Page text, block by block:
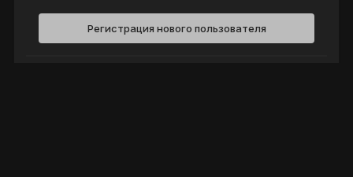
Регистрация нового пользователя